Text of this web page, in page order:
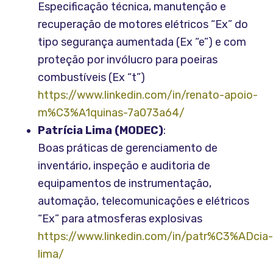
Especificação técnica, manutenção e
recuperação de motores elétricos “Ex” do
tipo segurança aumentada (Ex “e”) e com
proteção por invólucro para poeiras
combustíveis (Ex “t”)
https://www.linkedin.com/in/renato-apoio-
m%C3%A1quinas-7a073a64/
Patrícia Lima (MODEC):
Boas práticas de gerenciamento de
inventário, inspeção e auditoria de
equipamentos de instrumentação,
automação, telecomunicações e elétricos
“Ex” para atmosferas explosivas
https://www.linkedin.com/in/patr%C3%ADcia-
lima/